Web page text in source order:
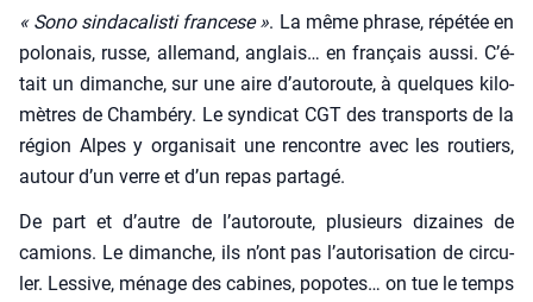
« Sono sin­da­ca­lis­ti fran­cese ». La même phrase, répé­tée en
polo­nais, russe, alle­mand, anglais… en fran­çais aus­si. C’é­
tait un dimanche, sur une aire d’au­to­route, à quelques kilo­
mètres de Cham­bé­ry. Le syn­di­cat CGT des trans­ports de la
région Alpes y orga­ni­sait une ren­contre avec les rou­tiers,
autour d’un verre et d’un repas par­ta­gé.
De part et d’autre de l’au­to­route, plu­sieurs dizaines de
camions. Le dimanche, ils n’ont pas l’au­to­ri­sa­tion de cir­cu­
ler. Les­sive, ménage des cabines, popotes… on tue le temps